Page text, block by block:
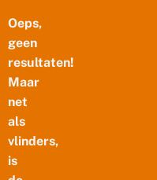
Oeps,
geen
resultaten!
Maar
net
als
vlinders,
is